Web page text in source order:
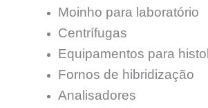
Moinho para laboratório
Centrífugas
Equipamentos para
Fornos de hibridização
Analisadores